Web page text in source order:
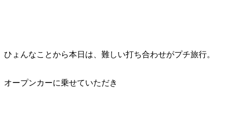
ひょんなことから本日は、難しい打ち合わせがプチ旅行。
オープンカーに乗せていただき